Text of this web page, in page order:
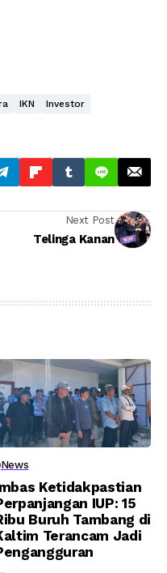
IKN
Investor
Next Post
Telinga Kanan
News
Ketidakpastian
IUP: 15
Buruh Tambang di
Terancam Jadi